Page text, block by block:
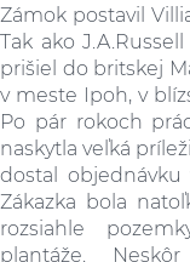
Zámok postavil
Tak ako
prišiel do britskej
v meste Ipoh, v
Po pár rokoch
naskytla veľká
dostal objednávku
Zákazka bola
rozsiahle
plantáže.